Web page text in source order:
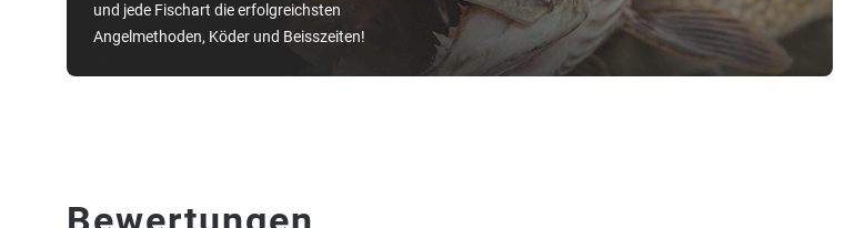
und jede Fischart die erfolgreichsten
Angelmethoden, Köder und Beisszeiten!